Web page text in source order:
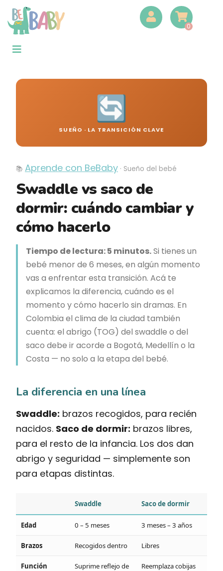
0
🔄
SUEÑO · LA TRANSICIÓN CLAVE
📚 Aprende con BeBaby · Sueño del bebé
Swaddle vs saco de
dormir: cuándo cambiar y
cómo hacerlo
Tiempo de lectura: 5 minutos.Si tienes un
bebé menor de 6 meses, en algún momento
vas a enfrentar esta transición. Acá te
explicamos la diferencia, cuándo es el
momento y cómo hacerlo sin dramas. En
Colombia el clima de la ciudad también
cuenta: el abrigo (TOG) del swaddle o del
saco debe ir acorde a Bogotá, Medellín o la
Costa — no solo a la etapa del bebé.
La diferencia en una línea
Swaddle: brazos recogidos, para recién
nacidos. Saco de dormir: brazos libres,
para el resto de la infancia. Los dos dan
abrigo y seguridad — simplemente son
para etapas distintas.
Swaddle Saco de dormir
Edad 0 – 5 meses 3 meses – 3 años
Brazos Recogidos dentro Libres
Función
Suprime reflejo de
Reemplaza cobijas